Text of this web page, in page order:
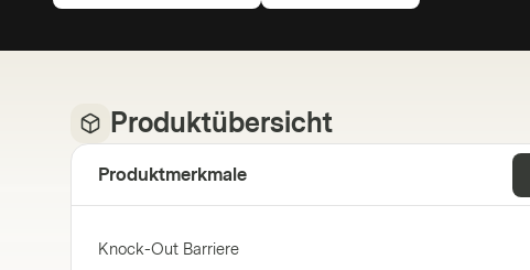
Produktübersicht
Produktmerkmale
Knock-Out Barriere